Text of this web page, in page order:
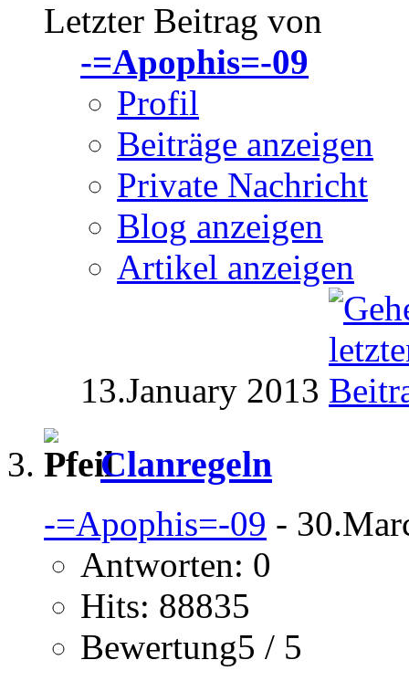
Letzter Beitrag von
-=Apophis=-09
Profil
Beiträge anzeigen
Private Nachricht
Blog anzeigen
Artikel anzeigen
13.January 2013
Clanregeln
-=Apophis=-09 -
Antworten: 0
Hits: 88835
Bewertung5 / 5